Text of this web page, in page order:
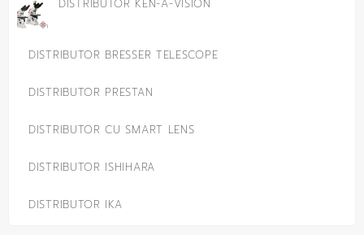
DISTRIBUTOR KEN-A-VISION
DISTRIBUTOR BRESSER TELESCOPE
DISTRIBUTOR PRESTAN
DISTRIBUTOR CU SMART LENS
DISTRIBUTOR ISHIHARA
DISTRIBUTOR IKA